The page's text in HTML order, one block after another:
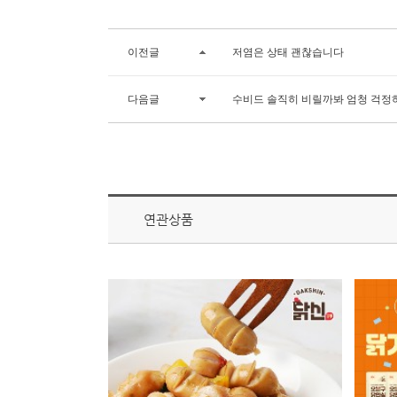
이전글 저염은 상태 괜찮습니다
다음글 수비드 솔직히 비릴까봐 엄청 걱정
연관상품